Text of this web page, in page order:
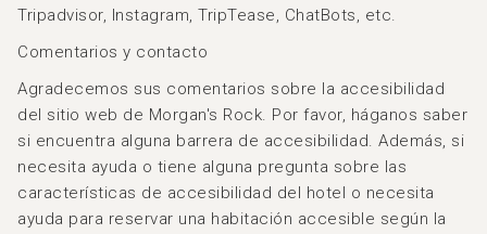
Tripadvisor, Instagram, TripTease, ChatBots, etc.
Comentarios y contacto
Agradecemos sus comentarios sobre la accesibilidad
del sitio web de Morgan's Rock. Por favor, háganos saber
si encuentra alguna barrera de accesibilidad. Además, si
necesita ayuda o tiene alguna pregunta sobre las
características de accesibilidad del hotel o necesita
ayuda para reservar una habitación accesible según la